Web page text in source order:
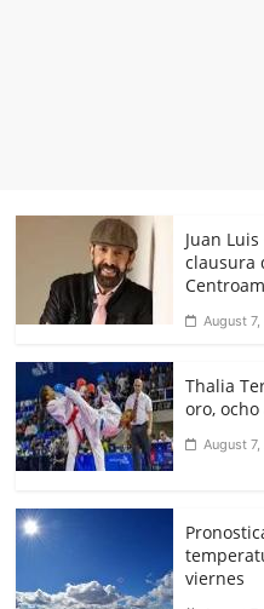
Juan
clausura
August
Thalia
oro,
August
viernes